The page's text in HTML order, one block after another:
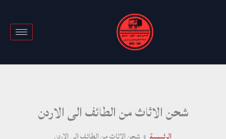
شحن الاثاث من الطائف الى الاردن